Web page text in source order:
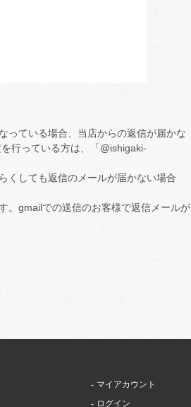
っている場合、当店からの返信が届かな
行っている方は、「@ishigaki-
くしても返信のメールが届かない場合
。gmailでの送信のお客様で返信メールが
マイアカウント
ログイン